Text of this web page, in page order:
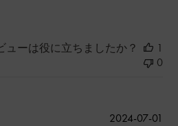
ューは役に立ちましたか？
1
0
2024-07-01